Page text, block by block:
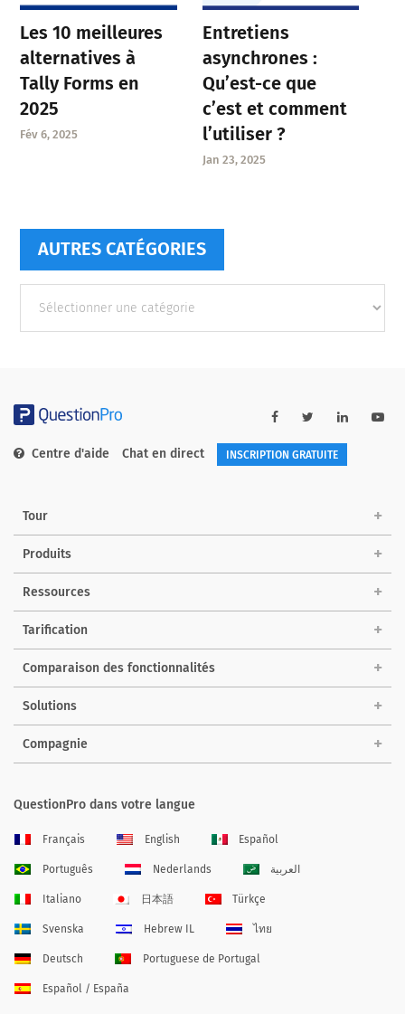
Les 10 meilleures
alternatives à
Tally Forms en
2025
Fév 6, 2025
Entretiens
asynchrones :
Qu’est-ce que
c’est et comment
l’utiliser ?
Jan 23, 2025
AUTRES CATÉGORIES
catégories
Centre d'aide Chat en direct INSCRIPTION GRATUITE
Tour
Produits
Ressources
Tarification
Comparaison des fonctionnalités
Solutions
Compagnie
QuestionPro dans votre langue
Français English Español
Português Nederlands العربية
Italiano 日本語 Türkçe
Svenska Hebrew IL ไทย
Deutsch Portuguese de Portugal
Español / España